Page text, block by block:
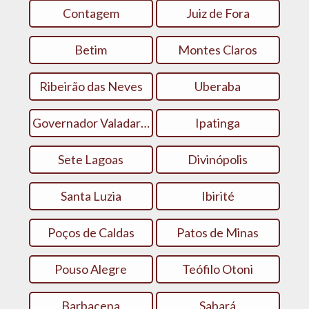
Contagem Juiz de Fora
Betim Montes Claros
Ribeirão das Neves Uberaba
Governador Valadares Ipatinga
Sete Lagoas Divinópolis
Santa Luzia Ibirité
Poços de Caldas Patos de Minas
Pouso Alegre Teófilo Otoni
Barbacena Sabará